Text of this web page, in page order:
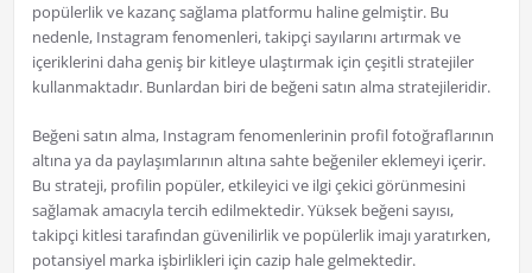
popülerlik ve kazanç sağlama platformu haline gelmiştir. Bu
nedenle, Instagram fenomenleri, takipçi sayılarını artırmak ve
içeriklerini daha geniş bir kitleye ulaştırmak için çeşitli stratejiler
kullanmaktadır. Bunlardan biri de beğeni satın alma stratejileridir.
Beğeni satın alma, Instagram fenomenlerinin profil fotoğraflarının
altına ya da paylaşımlarının altına sahte beğeniler eklemeyi içerir.
Bu strateji, profilin popüler, etkileyici ve ilgi çekici görünmesini
sağlamak amacıyla tercih edilmektedir. Yüksek beğeni sayısı,
takipçi kitlesi tarafından güvenilirlik ve popülerlik imajı yaratırken,
potansiyel marka işbirlikleri için cazip hale gelmektedir.